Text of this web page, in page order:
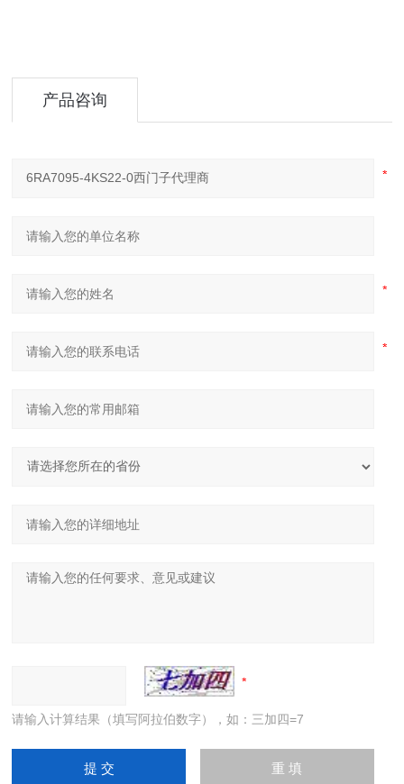
产品咨询
请输入计算结果（填写阿拉伯数字），如：三加四=7